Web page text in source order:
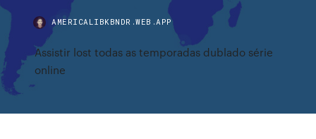
AMERICALIBKBNDR.WEB.APP
Assistir lost todas as temporadas dublado série
online